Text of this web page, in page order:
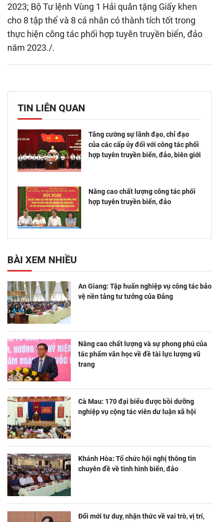
2023; Bộ Tư lệnh Vùng 1 Hải quân tặng Giấy khen
cho 8 tập thể và 8 cá nhân có thành tích tốt trong
thực hiện công tác phối hợp tuyên truyền biển, đảo
năm 2023./.
TIN LIÊN QUAN
Tăng cường sự lãnh đạo, chỉ đạo
của các cấp ủy đối với công tác phối
hợp tuyên truyền biển, đảo, biên giới
Nâng cao chất lượng công tác phối
hợp tuyên truyền biển, đảo
BÀI XEM NHIỀU
An Giang: Tập huấn nghiệp vụ công tác bảo
vệ nền tảng tư tưởng của Đảng
Nâng cao chất lượng và sự phong phú của
tác phẩm văn học về đề tài lực lượng vũ
trang
Cà Mau: 170 đại biểu được bồi dưỡng
nghiệp vụ cộng tác viên dư luận xã hội
Khánh Hòa: Tổ chức hội nghị thông tin
chuyên đề về tình hình biển, đảo
Đổi mới tư duy, nhận thức về vai trò, vị trí,